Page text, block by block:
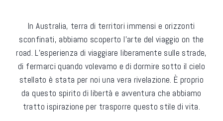
In Australia, terra di territori immensi e orizzonti
sconfinati, abbiamo scoperto l’arte del viaggio on the
road. L’esperienza di viaggiare liberamente sulle strade,
di fermarci quando volevamo e di dormire sotto il cielo
stellato è stata per noi una vera rivelazione. È proprio
da questo spirito di libertà e avventura che abbiamo
tratto ispirazione per trasporre questo stile di vita.